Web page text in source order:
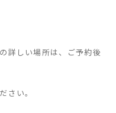
詳しい場所は、ご予約後
さい。